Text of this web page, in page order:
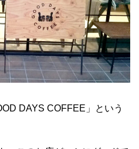
DAYS COFFEE」という